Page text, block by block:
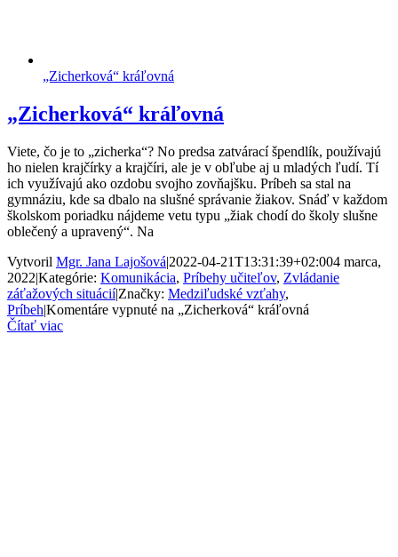
„Zicherková“ kráľovná
„Zicherková“ kráľovná
Viete, čo je to „zicherka“? No predsa zatvárací špendlík, používajú
ho nielen krajčírky a krajčíri, ale je v obľube aj u mladých ľudí. Tí
ich využívajú ako ozdobu svojho zovňajšku. Príbeh sa stal na
gymnáziu, kde sa dbalo na slušné správanie žiakov. Snáď v každom
školskom poriadku nájdeme vetu typu „žiak chodí do školy slušne
oblečený a upravený“. Na
Vytvoril Mgr. Jana Lajošová|2022-04-21T13:31:39+02:004 marca,
2022|Kategórie: Komunikácia, Príbehy učiteľov, Zvládanie
záťažových situácií|Značky: Medziľudské vzťahy,
Príbeh|Komentáre vypnuté na „Zicherková“ kráľovná
Čítať viac